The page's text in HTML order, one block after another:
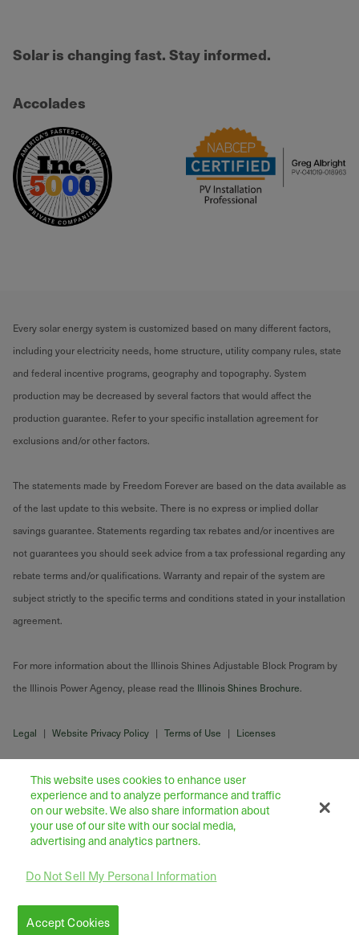
Solar is changing fast. Stay informed.
Accolades
Every solar energy system is customized based on many different factors,
including your electricity needs, home structure, utility company rules, state
and federal incentive programs, geography and topography. System
production may be decreased by several factors that would affect the
production guarantee. Refer to your specific installation agreement for
exclusions and/or other factors.
The statements made by Freedom Forever are based on the data available as
of the last update to this website. There is no express or implied dollar
savings guarantee. Statements regarding tax rebates and/or incentives are
not guarantees you should seek advice from a tax professional regarding any
rebate terms and/or qualifications. Warranty and repair of the system are
subject strictly to the specific terms and conditions stated in your installation
agreement.
For more information about the Illinois Shines Adjustable Block Program by
the Illinois Power Agency, please read the Illinois Shines Brochure.
Legal | Website Privacy Policy | Terms of Use | Licenses
43445 Business Park Drive Suite 104, Temecula 92590
This website uses cookies to enhance user
experience and to analyze performance and traffic
on our website. We also share information about
your use of our site with our social media,
advertising and analytics partners.
Do Not Sell My Personal Information
Accept Cookies